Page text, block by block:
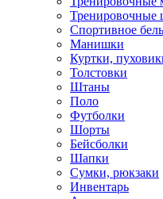
Тренировочные
Спортивное
Манишки
Куртки,
Толстовки
Штаны
Поло
Футболки
Шорты
Бейсболки
Шапки
Сумки, рюкзаки
Инвентарь